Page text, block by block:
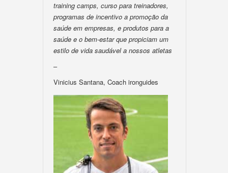
training camps, curso para treinadores,
programas de incentivo a promoção da
saúde em empresas, e produtos para a
saúde e o bem-estar que propiciam um
estilo de vida saudável a nossos atletas
–
Vinicius Santana, Coach ironguides